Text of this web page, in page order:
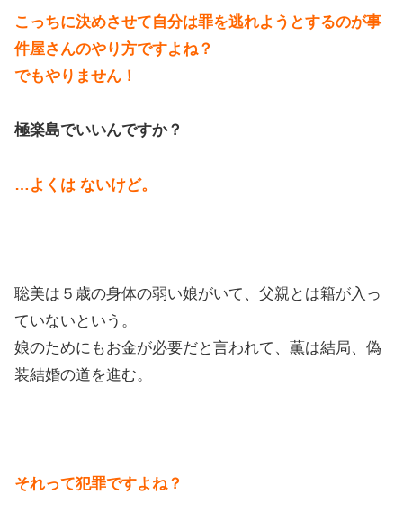
こっちに決めさせて自分は罪を逃れようとするのが事
件屋さんのやり方ですよね？
でもやりません！
極楽島でいいんですか？
…よくは ないけど。
聡美は５歳の身体の弱い娘がいて、父親とは籍が入っ
ていないという。
娘のためにもお金が必要だと言われて、薫は結局、偽
装結婚の道を進む。
それって犯罪ですよね？